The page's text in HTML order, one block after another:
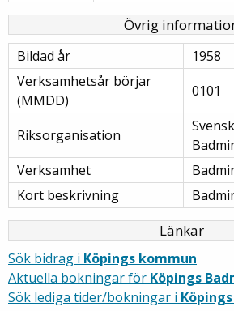
Övrig
Bildad år
1958
Verksamhetsår börjar
(MMDD)
0101
Riksorganisation
Verksamhet
Kort beskrivning
Länkar
Sök bidrag i Köpings kommun
Aktuella bokningar för Köpings
Sök lediga tider/bokningar i